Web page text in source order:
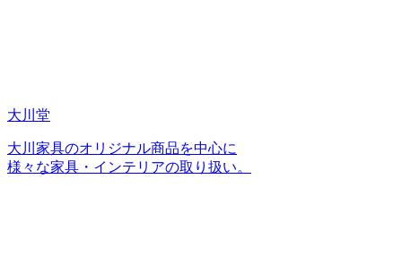
大川堂
大川家具のオリジナル商品を中心に
様々な家具・インテリアの取り扱い。